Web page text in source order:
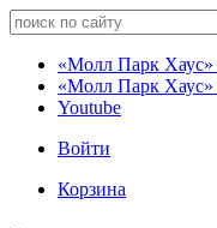
«Молл Парк Хаус»
«Молл Парк Хаус»
Youtube
Войти
Корзина